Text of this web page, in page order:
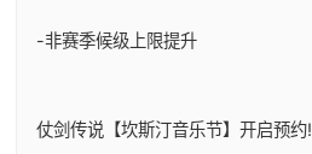
-非赛季候级上限提升
仗剑传说【坎斯汀音乐节】开启预约!